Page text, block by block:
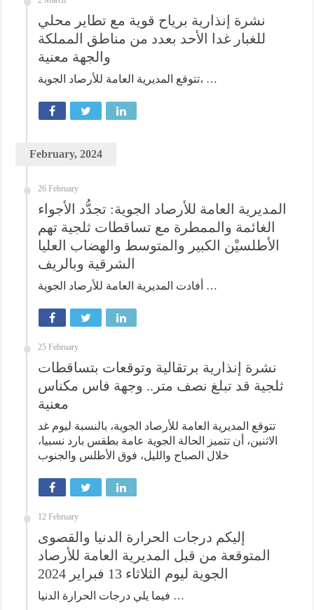
نشرة إنذارية برياح قوية مع تطاير محلي
للغبار غدا الأحد بعدد من مناطق المملكة
والجهة معنية
تتوقع المديرية العامة للأرصاد الجوية، …
February, 2024
26 February
المديرية العامة للأرصاد الجوية: تجدُّد الأجواء
الغائمة والممطرة مع تساقطات ثلجية تهم
الأطلسيْن الكبير والمتوسط والهضاب العليا
الشرقية وبالريف
أفادت المديرية العامة للأرصاد الجوية …
25 February
نشرة إنذارية برتقالية وتوقعات بتساقطات
ثلجية قد تبلغ نصف متر.. وجهة فاس مكناس
معنية
تتوقع المديرية العامة للأرصاد الجوية، بالنسبة ليوم غد
الاثنين، أن تتميز الحالة الجوية عامة بطقس بارد نسبيا،
خلال الصباح والليل، فوق الأطلس والجنوب
12 February
إليكم درجات الحرارة الدنيا والقصوى
المتوقعة من قبل المديرية العامة للأرصاد
الجوية ليوم الثلاثاء 13 فبراير 2024
فيما يلي درجات الحرارة الدنيا …